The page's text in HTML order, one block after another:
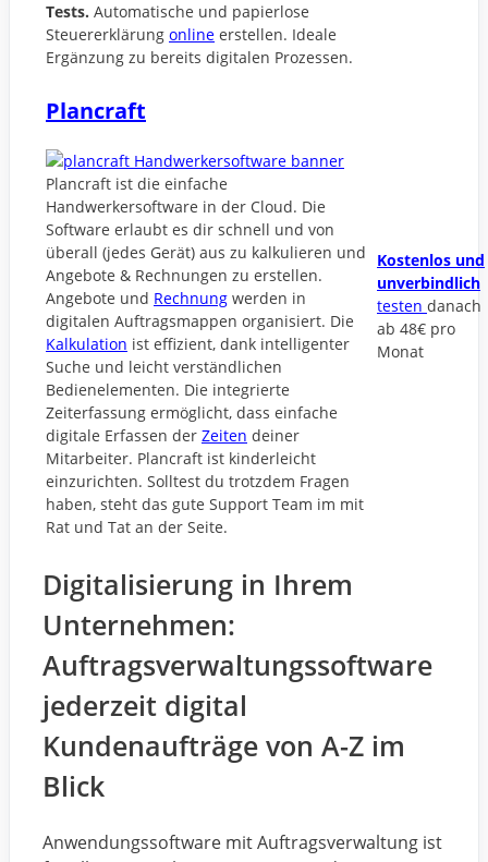
Tests. Automatische und papierlose
Steuererklärung online erstellen. Ideale
Ergänzung zu bereits digitalen Prozessen.
Plancraft
Plancraft ist die einfache
Handwerkersoftware in der Cloud. Die
Software erlaubt es dir schnell und von
überall (jedes Gerät) aus zu kalkulieren und
Angebote & Rechnungen zu erstellen.
Angebote und Rechnung werden in
digitalen Auftragsmappen organisiert. Die
Kalkulation ist effizient, dank intelligenter
Suche und leicht verständlichen
Bedienelementen. Die integrierte
Zeiterfassung ermöglicht, dass einfache
digitale Erfassen der Zeiten deiner
Mitarbeiter. Plancraft ist kinderleicht
einzurichten. Solltest du trotzdem Fragen
haben, steht das gute Support Team im mit
Rat und Tat an der Seite.
Kostenlos und
unverbindlich
testen danach
ab 48€ pro
Monat
Digitalisierung in Ihrem
Unternehmen:
Auftragsverwaltungssoftware
jederzeit digital
Kundenaufträge von A-Z im
Blick
Anwendungssoftware mit Auftragsverwaltung ist